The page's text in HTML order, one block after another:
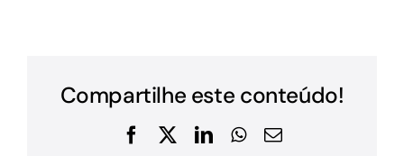
Compartilhe este conteúdo!
Facebook
X LinkedInWhatsApp
E-